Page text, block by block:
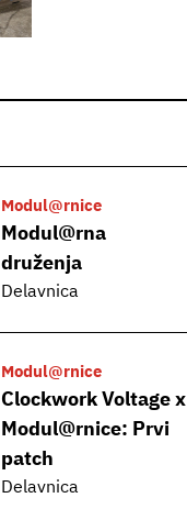
Modul@rnice
Modul@rna
druženja
Delavnica
Modul@rnice
Clockwork Voltage x
Modul@rnice: Prvi
patch
Delavnica